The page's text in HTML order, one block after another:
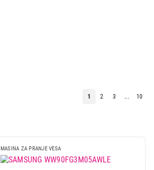
1 2 3 ... 10
MASINA ZA PRANJE VESA